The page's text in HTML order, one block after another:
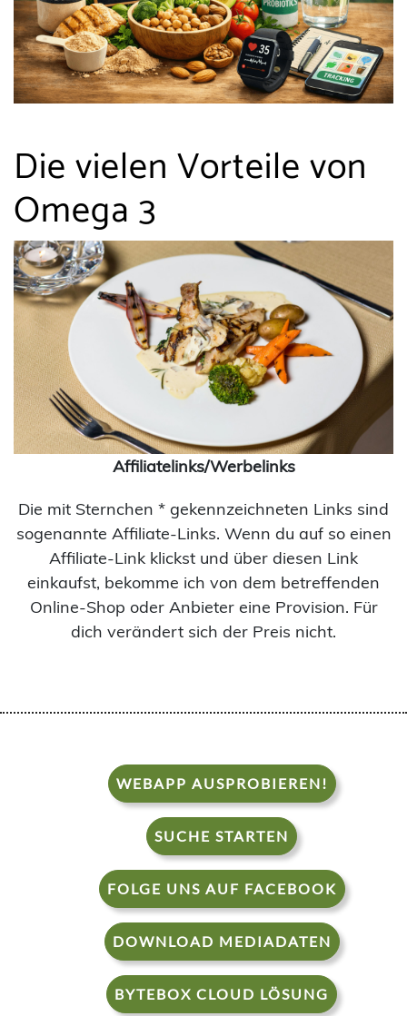
Die vielen Vorteile von
Omega 3
Affiliatelinks/Werbelinks
Die mit Sternchen * gekennzeichneten Links sind
sogenannte Affiliate-Links. Wenn du auf so einen
Affiliate-Link klickst und über diesen Link
einkaufst, bekomme ich von dem betreffenden
Online-Shop oder Anbieter eine Provision. Für
dich verändert sich der Preis nicht.
WEBAPP AUSPROBIEREN!
SUCHE STARTEN
FOLGE UNS AUF FACEBOOK
DOWNLOAD MEDIADATEN
BYTEBOX CLOUD LÖSUNG